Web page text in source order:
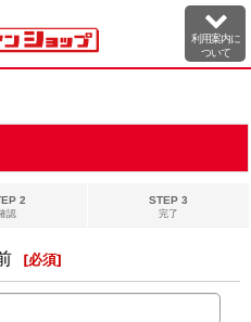
利用案内に
ついて
2
認
STEP 3
完了
[必須]